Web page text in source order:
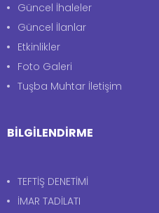
Güncel İhaleler
Güncel İlanlar
Etkinlikler
Foto Galeri
Tuşba Muhtar İletişim
BİLGİLENDİRME
TEFTİŞ DENETİMİ
İMAR TADİLATI